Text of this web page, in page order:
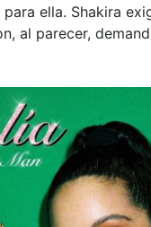
ella. Shakira
al parecer,